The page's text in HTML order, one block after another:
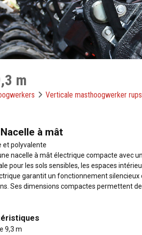
m
Verticale masthoogwerker
Nacelle à mât
et polyvalente
nacelle à mât électrique compacte avec
pour les sols sensibles, les espaces
garantit un fonctionnement
Ses dimensions compactes permettent
9,3 m